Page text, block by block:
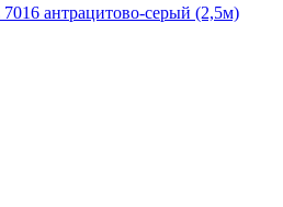
антрацитово-серый (2,5м)